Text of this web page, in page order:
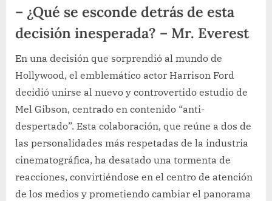
– ¿Qué se esconde detrás de esta
decisión inesperada? – Mr. Everest
En una decisión que sorprendió al mundo de
Hollywood, el emblemático actor Harrison Ford
decidió unirse al nuevo y controvertido estudio de
Mel Gibson, centrado en contenido “anti-
despertado”. Esta colaboración, que reúne a dos de
las personalidades más respetadas de la industria
cinematográfica, ha desatado una tormenta de
reacciones, convirtiéndose en el centro de atención
de los medios y prometiendo cambiar el panorama